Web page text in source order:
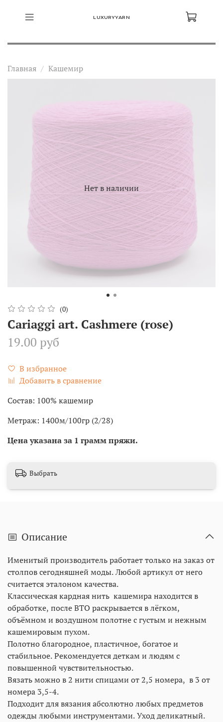
LUXURYYARN
Главная Кашемир
Нет в наличии
(0)
Cariaggi art. Cashmere (rose)
19.00 руб
В избранное
Добавить в сравнение
Состав: 100% кашемир
Метраж: 1400м/100гр (2/28)
Цена указана за 1 грамм пряжи.
Выбрать
Описание
Именитый производитель работает только на заказ от
столпов сегодняшней моды. Любой артикул от него
считается эталоном качества.
Классическая кардная нить кашемира находится в
обработке, после ВТО раскрывается в лёгком,
объёмном и воздушном полотне с густым и нежным
кашемировым пухом.
Полотно благородное, пластичное, богатое и
стабильное. Рекомендуется деткам и людям с
повышенной чувствительностью.
Вязать можно в 2 нити спицами от 2,5 номера, в 3 от
номера 3,5-4.
Подходит для вязания абсолютно любых предметов
одежды любыми инструментами. Уход деликатный.